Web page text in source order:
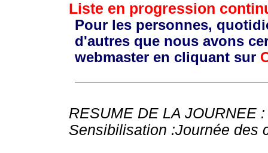
Liste en progression
Pour les personnes,
d'autres que nous avons
webmaster en cliquant sur
RESUME DE LA JOURNEE :
Sensibilisation :Journée des